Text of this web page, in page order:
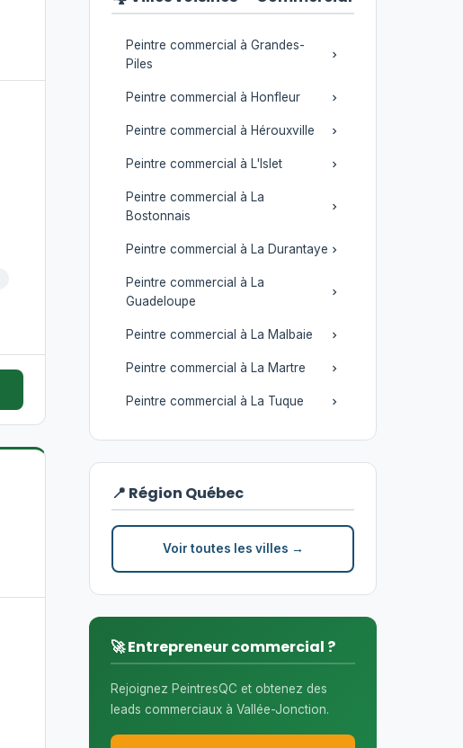
Peintre commercial à Grandes-
Piles
Peintre commercial à Honfleur
Peintre commercial à Hérouxville
Peintre commercial à L'Islet
Peintre commercial à La
Bostonnais
Peintre commercial à La Durantaye
Peintre commercial à La
Guadeloupe
Peintre commercial à La Malbaie
Peintre commercial à La Martre
Peintre commercial à La Tuque
📍 Région Québec
Voir toutes les villes →
🚀 Entrepreneur commercial ?
Rejoignez PeintresQC et obtenez des
leads commerciaux à Vallée-Jonction.